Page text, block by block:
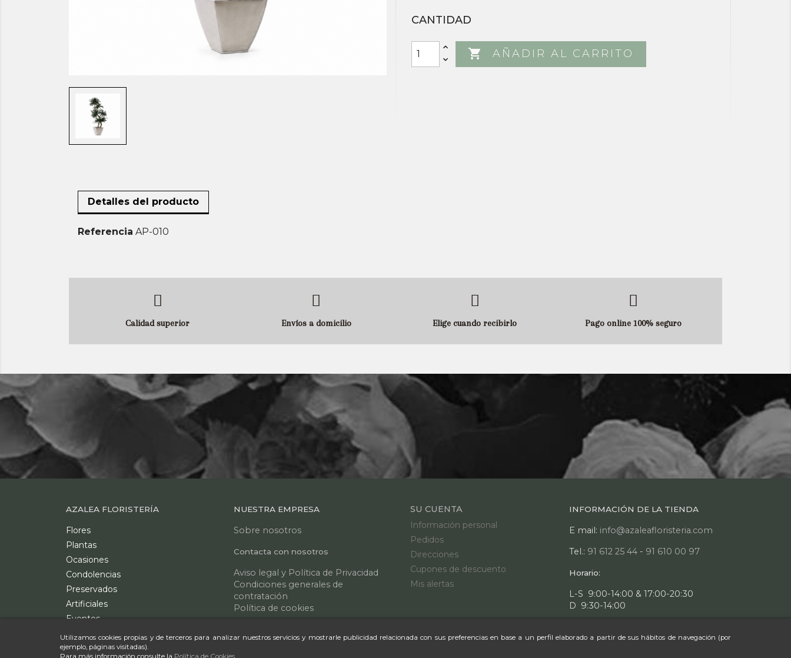
Utilizamos cookies propias y de terceros para analizar nuestros servicios y mostrarle publicidad relacionada con sus preferencias en base a un perfil elaborado a partir de sus hábitos de navegación (por
ejemplo, páginas visitadas).
Para más información consulte la Política de Cookies
CANTIDAD
 AÑADIR AL CARRITO
Detalles del producto
Referencia AP-010
Calidad superior Envíos a domicilio Elige cuando recibirlo Pago online 100% seguro
AZALEA FLORISTERÍA
Flores
Plantas
Ocasiones
Condolencias
Preservados
Artificiales
Eventos
Bodas
NUESTRA EMPRESA
Sobre nosotros
Contacta con nosotros
Aviso legal y Política de Privacidad
Condiciones generales de
contratación
Política de cookies
SU CUENTA
Información personal
Pedidos
Direcciones
Cupones de descuento
Mis alertas
INFORMACIÓN DE LA TIENDA
E mail: info@azaleafloristeria.com
Tel.: 91 612 25 44 - 91 610 00 97
Horario:
L-S 9:00-14:00 & 17:00-20:30
D 9:30-14:00